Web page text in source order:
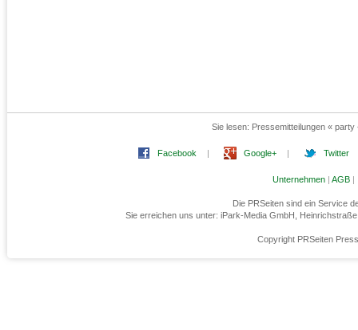
Sie lesen: Pressemitteilungen «
Facebook | Google+ | Twitter
Unternehmen | AGB |
Die PRSeiten sind ein Service
Sie erreichen uns unter: iPark-Media GmbH,
Copyright PRSeiten